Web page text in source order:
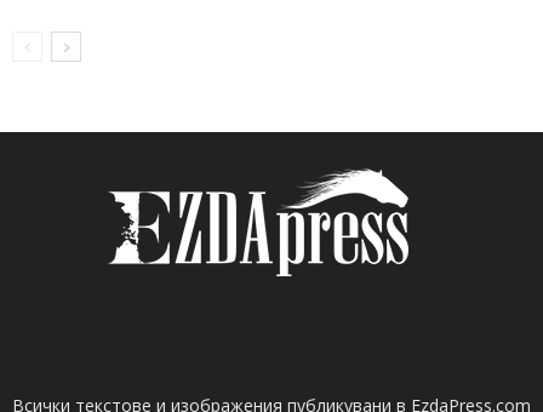
Всички текстове и изображения публикувани в EzdaPress.com